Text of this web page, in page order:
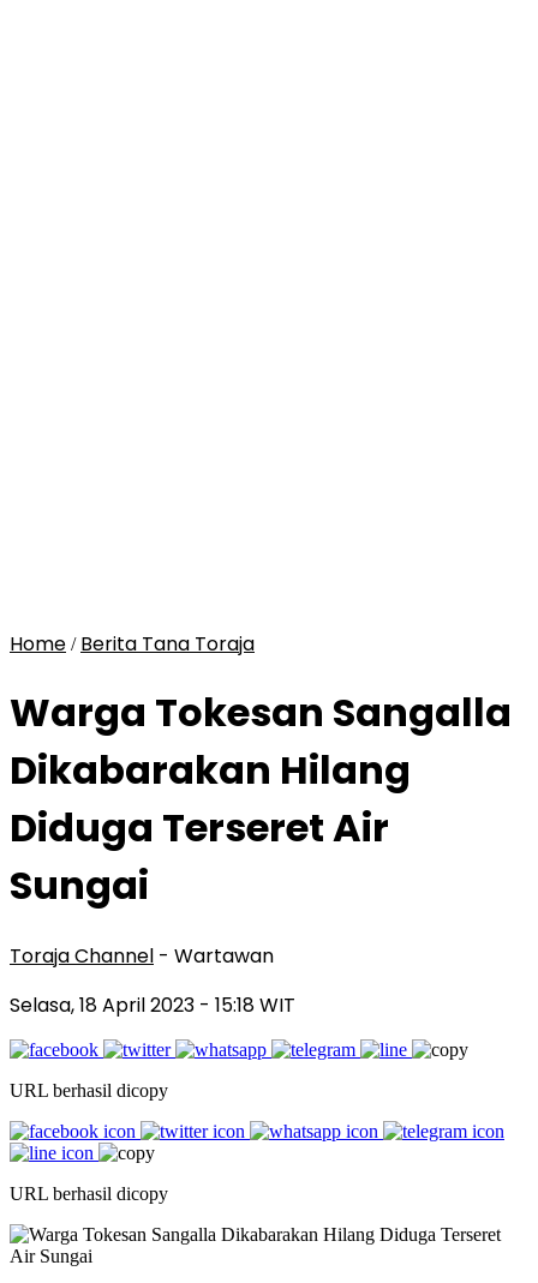
Home / Berita Tana Toraja
Warga Tokesan Sangalla
Dikabarakan Hilang
Diduga Terseret Air
Sungai
Toraja Channel - Wartawan
Selasa, 18 April 2023 - 15:18 WIT
URL berhasil dicopy
URL berhasil dicopy